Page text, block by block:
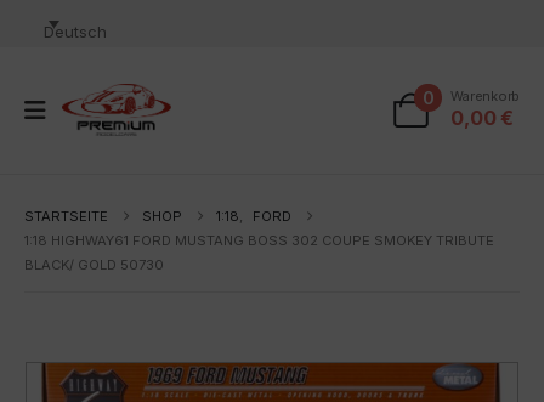
Deutsch
0 Warenkorb
0,00 €
STARTSEITE SHOP 1:18,
FORD
1:18 HIGHWAY61 FORD MUSTANG BOSS 302 COUPE SMOKEY TRIBUTE
BLACK/ GOLD 50730